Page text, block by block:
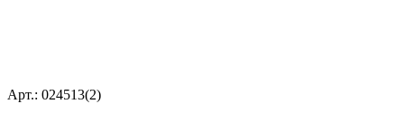
Арт.: 024513(2)